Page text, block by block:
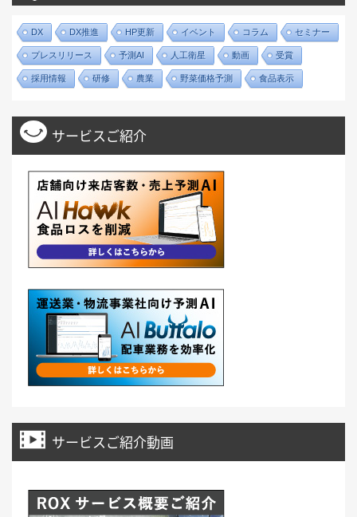
DX DX推進 HP更新 イベント コラム セミナー
プレスリリース 予測AI 人工衛星 動画 受賞
採用情報 研修 農業 野菜価格予測 食品表示
サービスご紹介
サービスご紹介動画